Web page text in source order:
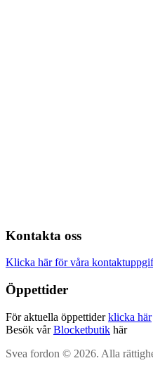
Kontakta oss
Klicka här för våra
Öppettider
För aktuella öppettiderklicka här
Besök vårBlocketbutik här
Svea fordon © 2026. Alla